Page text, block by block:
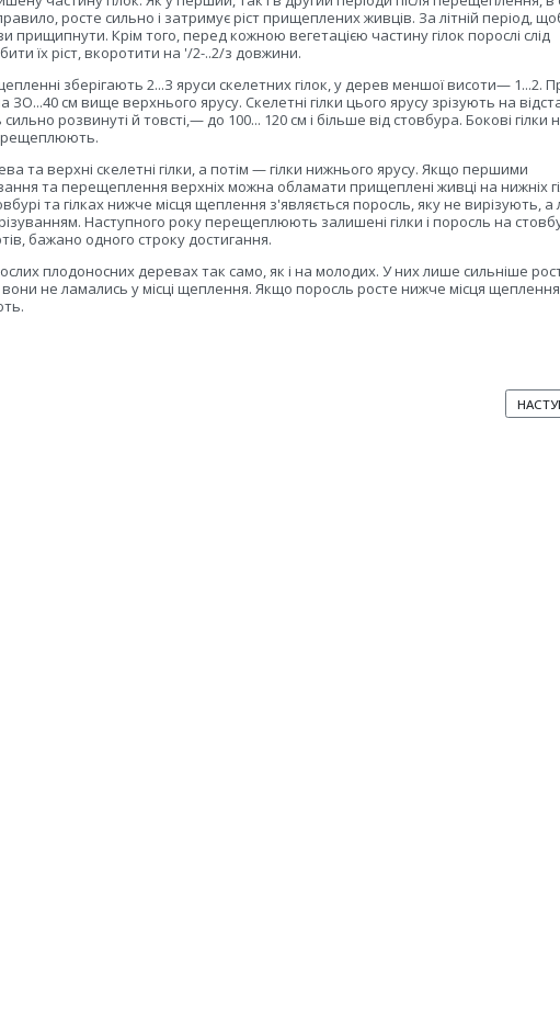
росте сильно і затримує ріст прищеплених живців. За літній період,
прищипнути. Крім того, перед кожною вегетацією частину гілок порослі слід
їх ріст, вкоротити на '/2-..2/з довжини.
зберігають 2...З яруси скелетних гілок, у дерев меншої висоти— 1...2.
см вище верхнього ярусу. Скелетні гілки цього ярусу зрізують на
розвинуті й товсті,— до 100... 120 см і більше від стовбура. Бокові гілки
верхні скелетні гілки, а потім — гілки нижнього ярусу. Якщо першими
та перещеплення верхніх можна обламати прищеплені живці на нижніх
та гілках нижче місця щеплення з'являється поросль, яку не вирізують,
Наступного року перещеплюють залишені гілки і поросль на
бажано одного строку достигання.
плодоносних деревах так само, як і на молодих. У них лише сильніше
не ламались у місці щеплення. Якщо поросль росте нижче місця щеплення,